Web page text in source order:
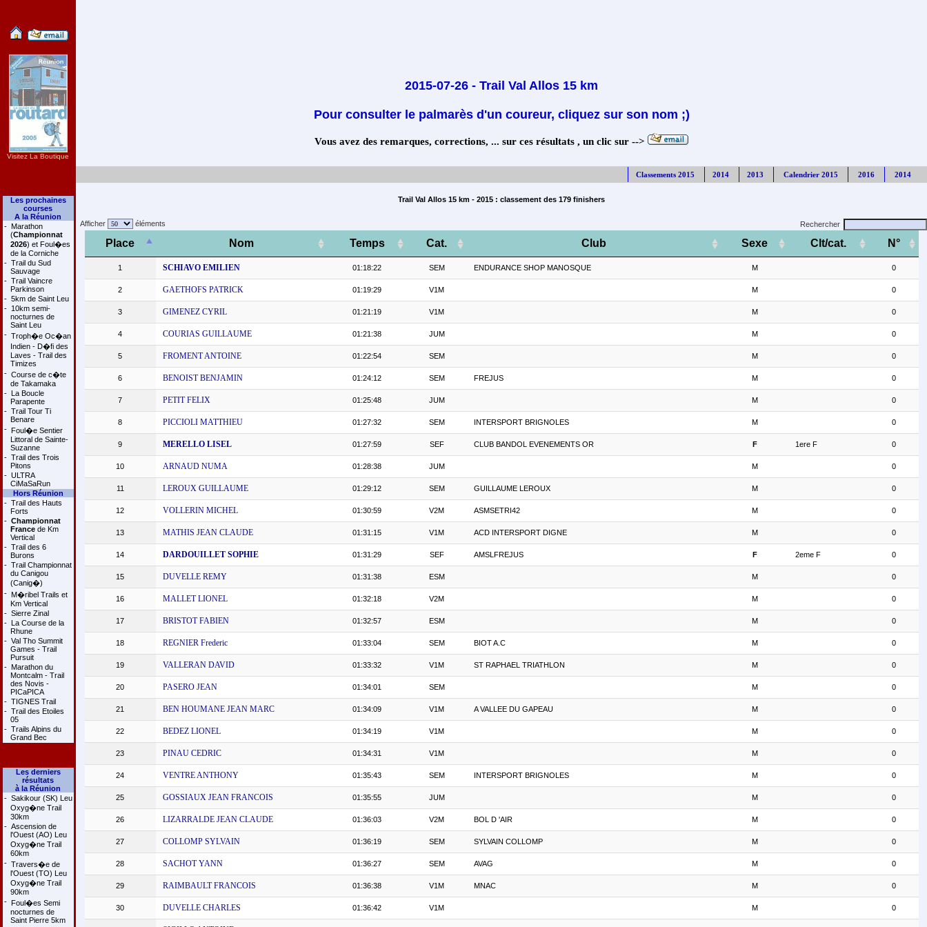
Visitez La Boutique
Les prochaines
courses
A la Réunion
- Marathon
(Championnat
2026) et Foul�es
de la Corniche
- Trail du Sud
Sauvage
- Trail Vaincre
Parkinson
- 5km de Saint Leu
- 10km semi-
nocturnes de
Saint Leu
- Troph�e Oc�an
Indien - D�fi des
Laves - Trail des
Timizes
- Course de c�te
de Takamaka
- La Boucle
Parapente
- Trail Tour Ti
Benare
- Foul�e Sentier
Littoral de Sainte-
Suzanne
- Trail des Trois
Pitons
- ULTRA
CiMaSaRun
Hors Réunion
- Trail des Hauts
Forts
- Championnat
Francede Km
Vertical
- Trail des 6
Burons
- Trail Championnat
du Canigou
(Canig�)
- M�ribel Trails et
Km Vertical
- Sierre Zinal
- La Course de la
Rhune
- Val Tho Summit
Games - Trail
Pursuit
- Marathon du
Montcalm - Trail
des Novis -
PICaPICA
- TIGNES Trail
- Trail des Etoiles
05
- Trails Alpins du
Grand Bec
Les derniers
résultats
à la Réunion
- Sakikour (SK) Leu
Oxyg�ne Trail
30km
- Ascension de
l'Ouest (AO) Leu
Oxyg�ne Trail
60km
- Travers�e de
l'Ouest (TO) Leu
Oxyg�ne Trail
90km
- Foul�es Semi
nocturnes de
Saint Pierre 5km
2015-07-26 - Trail Val Allos 15 km
Pour consulter le palmarès d'un coureur, cliquez sur son nom ;)
Vous avez des remarques, corrections, ... sur ces résultats , un clic sur -->
Classements 2015 2014 2013 Calendrier 2015 2016 2014
Trail Val Allos 15 km - 2015 : classement des 179 finishers
Afficher éléments Rechercher
Place Nom Temps Cat. Club Sexe Clt/cat. N°
1 SCHIAVO EMILIEN 01:18:22 SEM ENDURANCE SHOP MANOSQUE M 0
2 GAETHOFS PATRICK 01:19:29 V1M M 0
3 GIMENEZ CYRIL 01:21:19 V1M M 0
4 COURIAS GUILLAUME 01:21:38 JUM M 0
5 FROMENT ANTOINE 01:22:54 SEM M 0
6 BENOIST BENJAMIN 01:24:12 SEM FREJUS M 0
7 PETIT FELIX 01:25:48 JUM M 0
8 PICCIOLI MATTHIEU 01:27:32 SEM INTERSPORT BRIGNOLES M 0
9 MERELLO LISEL 01:27:59 SEF CLUB BANDOL EVENEMENTS OR F 1ere F 0
10 ARNAUD NUMA 01:28:38 JUM M 0
11 LEROUX GUILLAUME 01:29:12 SEM GUILLAUME LEROUX M 0
12 VOLLERIN MICHEL 01:30:59 V2M ASMSETRI42 M 0
13 MATHIS JEAN CLAUDE 01:31:15 V1M ACD INTERSPORT DIGNE M 0
14 DARDOUILLET SOPHIE 01:31:29 SEF AMSLFREJUS F 2eme F 0
15 DUVELLE REMY 01:31:38 ESM M 0
16 MALLET LIONEL 01:32:18 V2M M 0
17 BRISTOT FABIEN 01:32:57 ESM M 0
18 REGNIER Frederic 01:33:04 SEM BIOT A.C M 0
19 VALLERAN DAVID 01:33:32 V1M ST RAPHAEL TRIATHLON M 0
20 PASERO JEAN 01:34:01 SEM M 0
21 BEN HOUMANE JEAN MARC 01:34:09 V1M A VALLEE DU GAPEAU M 0
22 BEDEZ LIONEL 01:34:19 V1M M 0
23 PINAU CEDRIC 01:34:31 V1M M 0
24 VENTRE ANTHONY 01:35:43 SEM INTERSPORT BRIGNOLES M 0
25 GOSSIAUX JEAN FRANCOIS 01:35:55 JUM M 0
26 LIZARRALDE JEAN CLAUDE 01:36:03 V2M BOL D 'AIR M 0
27 COLLOMP SYLVAIN 01:36:19 SEM SYLVAIN COLLOMP M 0
28 SACHOT YANN 01:36:27 SEM AVAG M 0
29 RAIMBAULT FRANCOIS 01:36:38 V1M MNAC M 0
30 DUVELLE CHARLES 01:36:42 V1M M 0